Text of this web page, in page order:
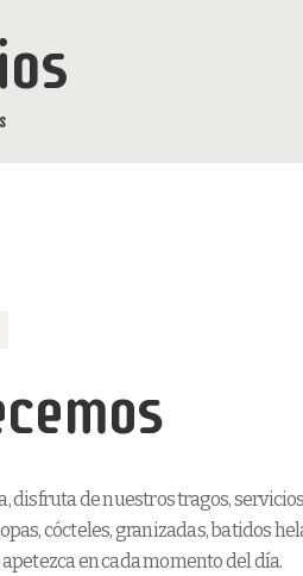
de nuestros tragos,
cócteles, granizadas, batidos
en cada momento del día.